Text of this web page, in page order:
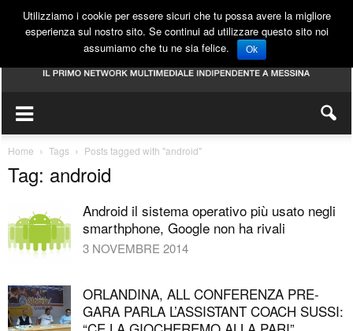
Home Tags Posts tagged with "android"
Tag: android
Android il sistema operativo più usato negli
smarthphone, Google non ha rivali
3 NOVEMBRE 2014
ORLANDINA, ALL CONFERENZA PRE-
GARA PARLA L’ASSISTANT COACH SUSSI:
Utilizziamo i cookie per essere sicuri che tu possa avere la migliore
esperienza sul nostro sito. Se continui ad utilizzare questo sito noi
assumiamo che tu ne sia felice.
Ok